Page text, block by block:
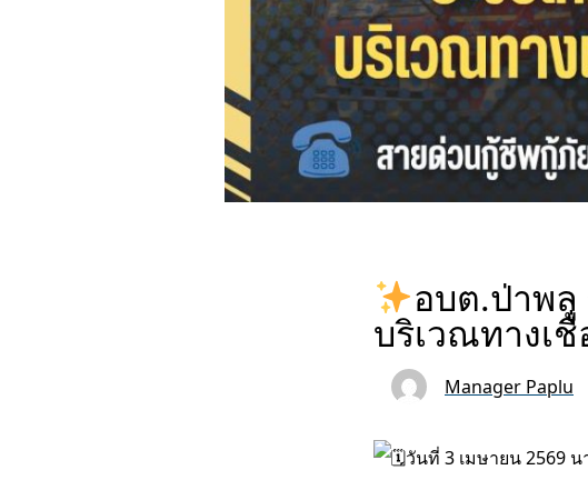
อบต.ป่าพลู
บริเวณทางเ
Manager Paplu
วันที่ 3 เมษายน 2569